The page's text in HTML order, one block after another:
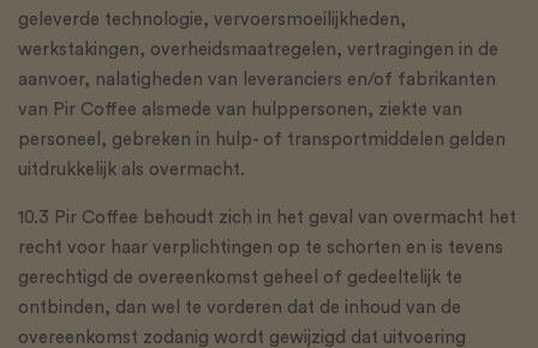
geleverde technologie, vervoersmoeilijkheden,
werkstakingen, overheidsmaatregelen, vertragingen in de
aanvoer, nalatigheden van leveranciers en/of fabrikanten
van Pir Coffee alsmede van hulppersonen, ziekte van
personeel, gebreken in hulp- of transportmiddelen gelden
uitdrukkelijk als overmacht.
10.3 Pir Coffee behoudt zich in het geval van overmacht het
recht voor haar verplichtingen op te schorten en is tevens
gerechtigd de overeenkomst geheel of gedeeltelijk te
ontbinden, dan wel te vorderen dat de inhoud van de
overeenkomst zodanig wordt gewijzigd dat uitvoering